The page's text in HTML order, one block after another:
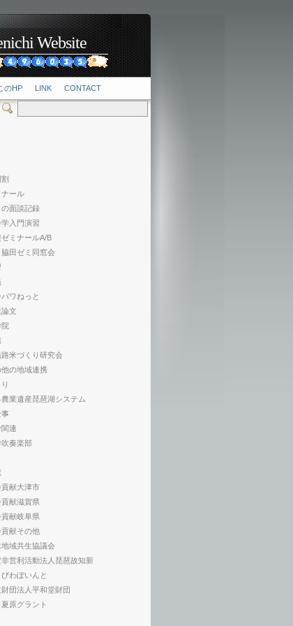
Website
のHP LINK CONTACT
ナール
の面談記録
入門演習
ミナールA/B
脇田ゼミ同窓会
パワねっと
文
院
米づくり研究会
他の地域連携
業遺産琵琶湖システム
事
連
奏楽部
貢献大津市
献滋賀県
献岐阜県
貢献その他
域共生協議会
営利活動法人琵琶故知新
びわぽいんと
団法人平和堂財団
夏原グラント